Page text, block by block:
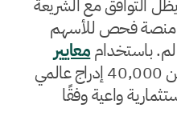
التوافق مع الشريعة
منصة فحص للأسهم
باستخداممعايير
، نقوم بتقييم أكثر من 40,000 إدراج عالمي
واعية وفقًا